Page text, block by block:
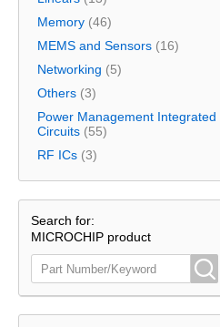
Memory (46)
MEMS and Sensors (16)
Networking (5)
Others (3)
Power Management Integrated
Circuits (55)
RF ICs (3)
Search for:
MICROCHIP product